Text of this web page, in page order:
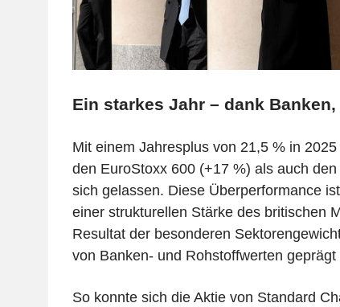
Ein starkes Jahr – dank
Mit einem Jahresplus von 21,5 % in
den EuroStoxx 600 (+17 %) als auch
sich gelassen. Diese Überperformance
einer strukturellen Stärke des britischen
Resultat der besonderen
von Banken- und Rohstoffwerten geprägt
So konnte sich die Aktie von Standard